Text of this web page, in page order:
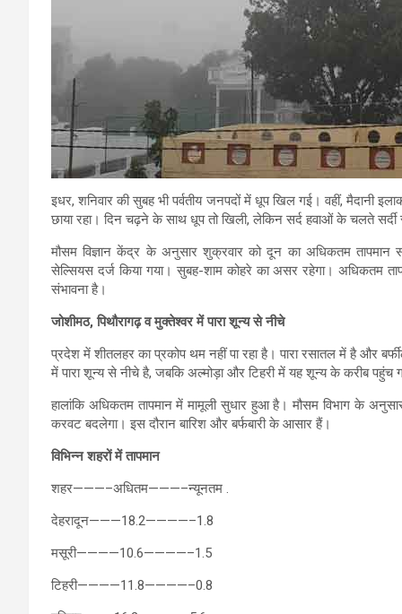
इधर, शनिवार की सुबह भी पर्वतीय जनपदों में धूप खिल गई। वहीं, मैदानी
छाया रहा। दिन चढ़ने के साथ धूप तो खिली, लेकिन सर्द हवाओं के चलते
मौसम विज्ञान केंद्र के अनुसार शुक्रवार को दून का अधिकतम तापमान
सेल्सियस दर्ज किया गया। सुबह-शाम कोहरे का असर रहेगा। अधिकतम
संभावना है।
जोशीमठ, पिथौरागढ़ व मुक्तेश्वर में पारा शून्य से नीचे
प्रदेश में शीतलहर का प्रकोप थम नहीं पा रहा है। पारा रसातल में है और
में पारा शून्य से नीचे है, जबकि अल्मोड़ा और टिहरी में यह शून्य के करीब पहुंच
हालांकि अधिकतम तापमान में मामूली सुधार हुआ है। मौसम विभाग के
करवट बदलेगा। इस दौरान बारिश और बर्फबारी के आसार हैं।
विभिन्न शहरों में तापमान
शहर———–अधितम———–न्यूनतम .
देहरादून———18.2————–1.8
मसूरी————10.6————–1.5
टिहरी————11.8————–0.8